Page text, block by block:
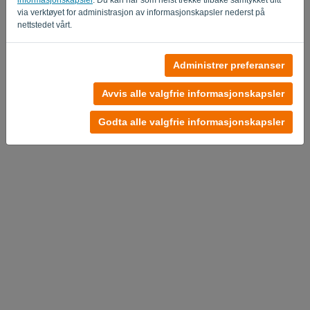
via verktøyet for administrasjon av informasjonskapsler nederst på
nettstedet vårt.
Administrer preferanser
Avvis alle valgfrie informasjonskapsler
Godta alle valgfrie informasjonskapsler
Prøv det nå
Personvernerklæring-Vilkår og betingelser